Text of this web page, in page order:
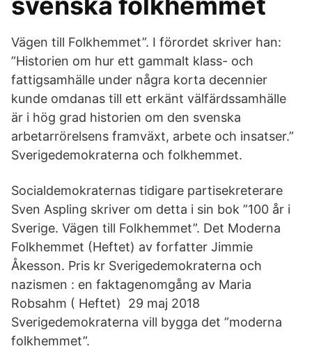
Vägen till Folkhemmet”. I förordet skriver han:
”Historien om hur ett gammalt klass- och
fattigsamhälle under några korta decennier
kunde omdanas till ett erkänt välfärdssamhälle
är i hög grad historien om den svenska
arbetarrörelsens framväxt, arbete och insatser.”
Sverigedemokraterna och folkhemmet.
Socialdemokraternas tidigare partisekreterare
Sven Aspling skriver om detta i sin bok ”100 år i
Sverige. Vägen till Folkhemmet”. Det Moderna
Folkhemmet (Heftet) av forfatter Jimmie
Åkesson. Pris kr Sverigedemokraterna och
nazismen : en faktagenomgång av Maria
Robsahm ( Heftet) 29 maj 2018
Sverigedemokraterna vill bygga det ”moderna
folkhemmet”.